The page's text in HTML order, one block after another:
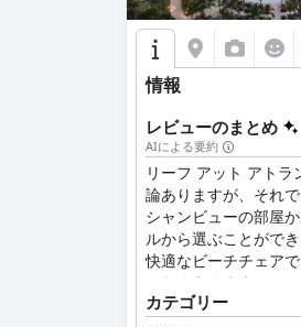
情報
レビューのまとめ
AIによる要約
リーフ アット アト
論ありますが、それ
シャンビューの部屋
ルから選ぶことがで
快適なビーチチェア
いなくあります。
カテゴリー